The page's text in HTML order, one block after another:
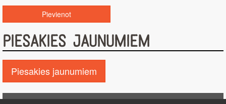
PIESAKIES JAUNUMIEM
Piesakies jaunumiem